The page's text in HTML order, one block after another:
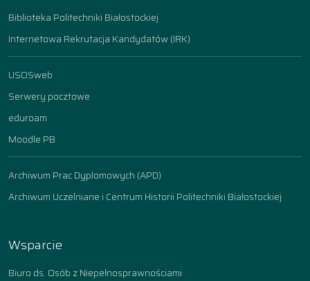
Biblioteka Politechniki Białostockiej
Internetowa Rekrutacja Kandydatów (IRK)
USOSweb
Serwery pocztowe
eduroam
Moodle PB
Archiwum Prac Dyplomowych (APD)
Archiwum Uczelniane i Centrum Historii Politechniki Białostockiej
Wsparcie
Biuro ds. Osób z Niepełnosprawnościami